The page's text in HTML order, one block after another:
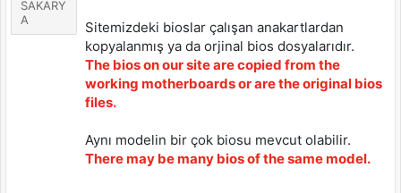
SAKARY
A
Sitemizdeki bioslar çalışan anakartlardan
kopyalanmış ya da orjinal bios dosyalarıdır.
The bios on our site are copied from the
working motherboards or are the original bios
files.
Aynı modelin bir çok biosu mevcut olabilir.
There may be many bios of the same model.